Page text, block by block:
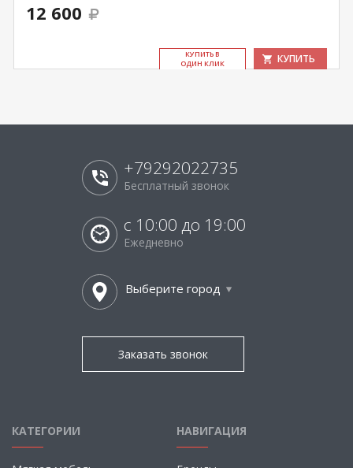
12 600
КУ­ПИТЬ В
ОДИН КЛИК
КУПИТЬ
+79292022735
Бесплатный звонок
с 10:00 до 19:00
Ежедневно
Выберите город
Заказать звонок
КАТЕГОРИИ НАВИГАЦИЯ